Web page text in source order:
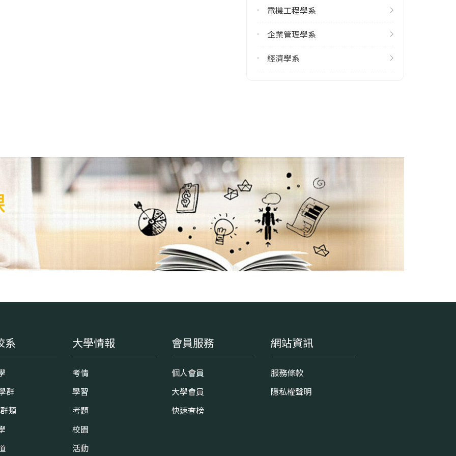
113學年度上學期
桃園市中壢區中大路300號
電機工程學系
企業管理學系
經濟學系
系
群
類
大學情報
考情
學習
考題
校園
活動
會員服務
個人會員
大學會員
快速查榜
網站資訊
服務條款
隱私權聲明